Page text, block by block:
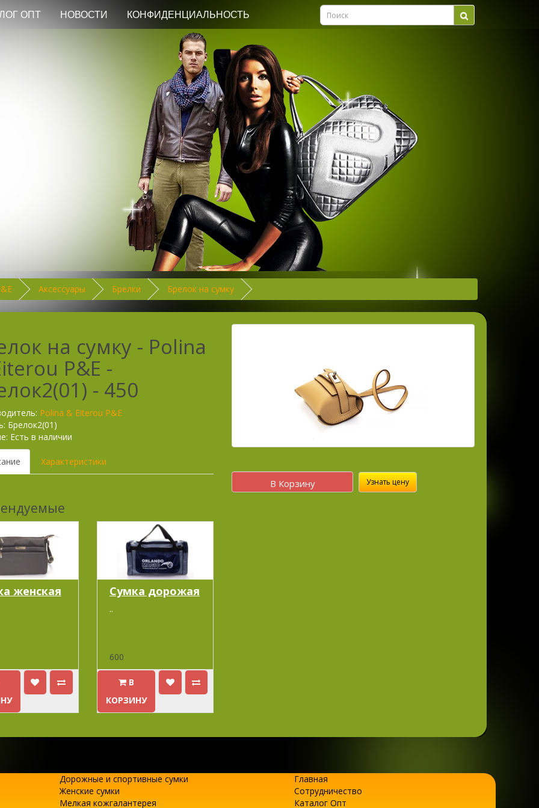
ОПТ НОВОСТИ КОНФИДЕНЦИАЛЬНОСТЬ
Аксессуары Брелки Брелок на сумку
на сумку - Polina
P&E -
- 450
Polina & Eiterou P&E
Брелок2(01)
Есть в наличии
Характеристики
В Корзину Узнать цену
женская Cумка дорожая
..
600
В
КОРЗИНУ
Дорожные и спортивные сумки
Женские сумки
Мелкая кожгалантерея
Главная
Сотрудничество
Каталог Опт